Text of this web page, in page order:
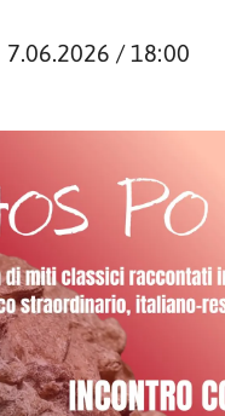
7.06.2026 / 18:00